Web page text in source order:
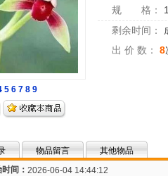
5 6 7 8 9
规 格：
剩余时间：
出 价 数：
8
物品留言
其他物品
间： 2026-06-04 14:44:12